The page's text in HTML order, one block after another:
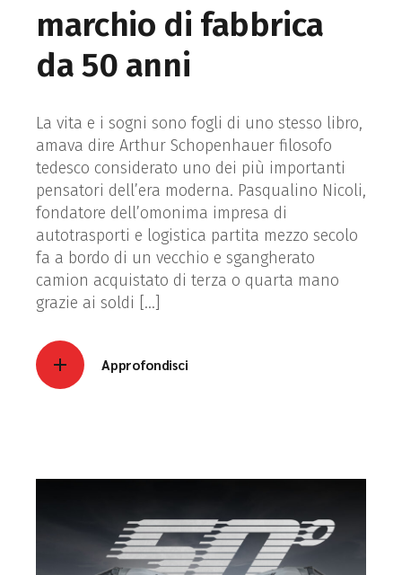
marchio di fabbrica
da 50 anni
La vita e i sogni sono fogli di uno stesso libro,
amava dire Arthur Schopenhauer filosofo
tedesco considerato uno dei più importanti
pensatori dell’era moderna. Pasqualino Nicoli,
fondatore dell’omonima impresa di
autotrasporti e logistica partita mezzo secolo
fa a bordo di un vecchio e sgangherato
camion acquistato di terza o quarta mano
grazie ai soldi […]
Approfondisci